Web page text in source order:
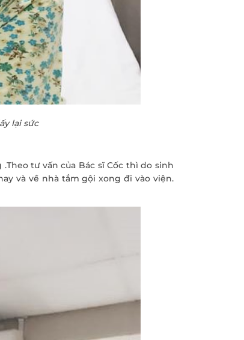
lại sức
tư vấn của Bác sĩ Cốc thì do sinh
và về nhà tắm gội xong đi vào viện.